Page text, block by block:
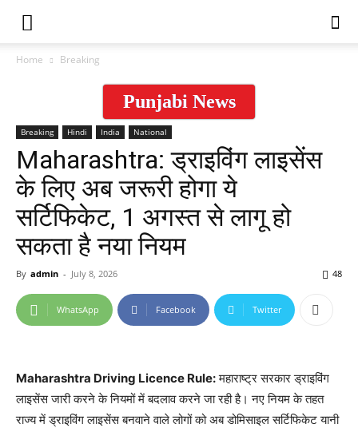
Home Breaking
Punjabi News
Breaking Hindi India National
Maharashtra: ड्राइविंग लाइसेंस
के लिए अब जरूरी होगा ये
सर्टिफिकेट, 1 अगस्त से लागू हो
सकता है नया नियम
By admin - July 8, 2026 48
WhatsApp Facebook Twitter
Maharashtra Driving Licence Rule:महाराष्ट्र सरकार ड्राइविंग
लाइसेंस जारी करने के नियमों में बदलाव करने जा रही है। नए नियम के तहत
राज्य में ड्राइविंग लाइसेंस बनवाने वाले लोगों को अब डोमिसाइल सर्टिफिकेट यानी